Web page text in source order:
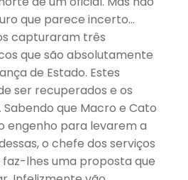
que parece incerto…
capturaram três
que são absolutamente
de Estado. Estes
ser recuperados e os
que Macro e Cato
engenho para levarem a
o chefe dos serviços
lhes uma proposta que